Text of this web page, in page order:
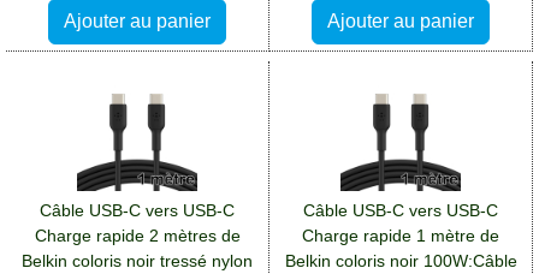
Ajouter au panier Ajouter au panier
Câble USB-C vers USB-C
Charge rapide 2 mètres de
Belkin coloris noir tressé nylon
Câble USB-C vers USB-C
Charge rapide 1 mètre de
Belkin coloris noir 100W:Câble